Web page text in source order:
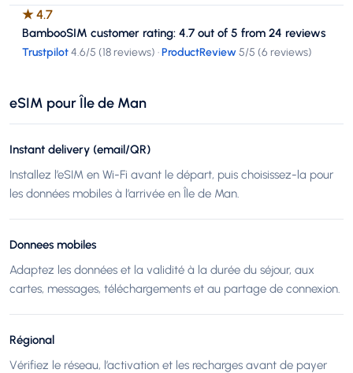
★4.7
BambooSIM customer rating: 4.7 out of 5 from 24 reviews
Trustpilot4.6/5 (18 reviews) ·ProductReview5/5 (6 reviews)
eSIM pour Île de Man
Instant delivery (email/QR)
Installez l’eSIM en Wi-Fi avant le départ, puis choisissez-la pour
les données mobiles à l’arrivée en Île de Man.
Donnees mobiles
Adaptez les données et la validité à la durée du séjour, aux
cartes, messages, téléchargements et au partage de connexion.
Régional
Vérifiez le réseau, l’activation et les recharges avant de payer